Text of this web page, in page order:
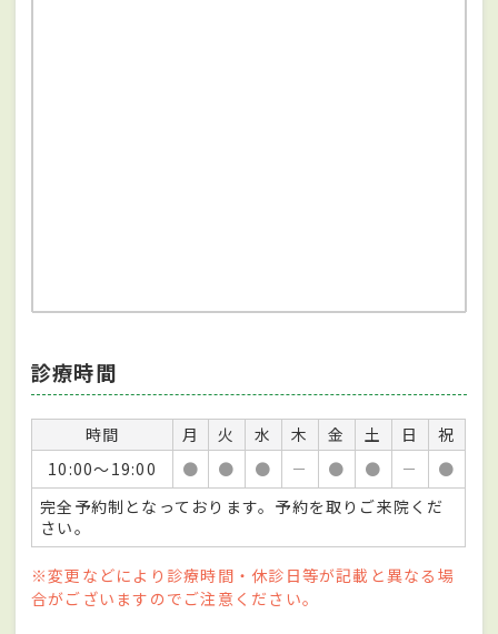
診療時間
時間 月 火 水 木 金 土 日
祝
10:00～19:00
● ● ● － ● ● －
●
完全予約制となっております。予約を取りご来院くだ
さい。
※変更などにより診療時間・休診日等が記載と異なる場
合がございますのでご注意ください。